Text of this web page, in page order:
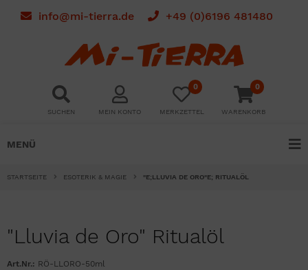
info@mi-tierra.de +49 (0)6196 481480
SUCHEN MEIN KONTO
0
MERKZETTEL
0
WARENKORB
MENÜ
STARTSEITE ESOTERIK & MAGIE "E;LLUVIA DE ORO"E; RITUALÖL
"Lluvia de Oro" Ritualöl
Art.Nr.: RÖ-LLORO-50ml